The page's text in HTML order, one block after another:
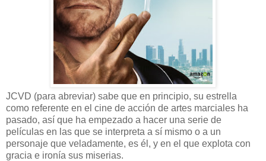
JCVD (para abreviar) sabe que en principio, su estrella
como referente en el cine de acción de artes marciales ha
pasado, así que ha empezado a hacer una serie de
películas en las que se interpreta a sí mismo o a un
personaje que veladamente, es él, y en el que explota con
gracia e ironía sus miserias.